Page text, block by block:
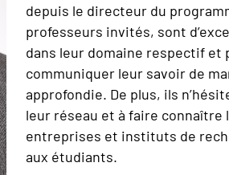
depuis le directeur du
professeurs invités, sont
dans leur domaine respectif et
communiquer leur savoir de
approfondie. De plus, ils
leur réseau et à faire connaître
entreprises et instituts de
aux étudiants.